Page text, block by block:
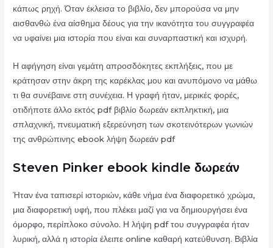
κάπως ρηχή. Όταν έκλεισα το βιβλίο, δεν μπορούσα να μην
αισθανθώ ένα αίσθημα δέους για την ικανότητα του συγγραφέα
να υφαίνει μια ιστορία που είναι και συναρπαστική και ισχυρή.
Η αφήγηση είναι γεμάτη απροσδόκητες εκπλήξεις, που με
κράτησαν στην άκρη της καρέκλας μου και ανυπόμονο να μάθω
τι θα συνέβαινε στη συνέχεια. Η γραφή ήταν, μερικές φορές,
οτιδήποτε άλλο εκτός pdf βιβλίο δωρεάν εκπληκτική, μια
σπλαχνική, πνευματική εξερεύνηση των σκοτεινότερων γωνιών
της ανθρώπινης ebook λήψη δωρεάν pdf
Steven Pinker ebook kindle δωρεάν
Ήταν ένα ταπισερί ιστοριών, κάθε νήμα ένα διαφορετικό χρώμα,
μια διαφορετική υφή, που πλέκει μαζί για να δημιουργήσει ένα
όμορφο, περίπλοκο σύνολο. Η λήψη pdf του συγγραφέα ήταν
λυρική, αλλά η ιστορία έλειπε online καθαρή κατεύθυνση. Βιβλία